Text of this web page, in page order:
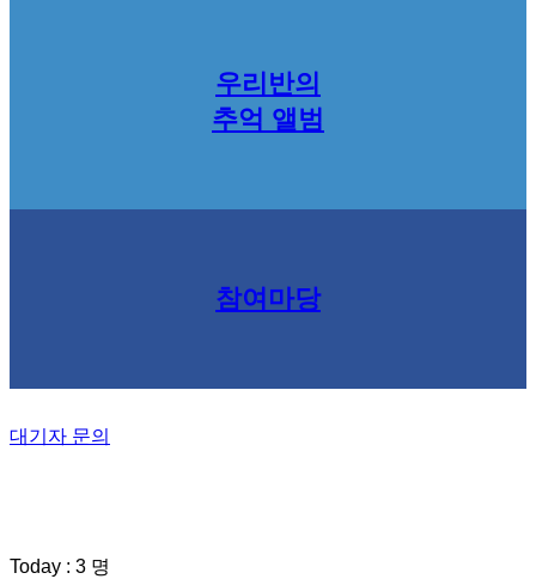
우리반의
추억 앨범
참여마당
대기자 문의
Today : 3 명